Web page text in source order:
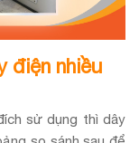
điện nhiều
sử dụng thì dây